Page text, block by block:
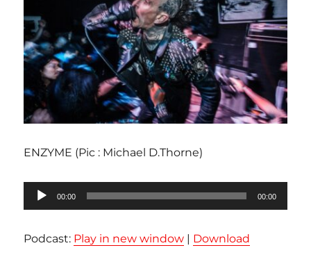
ENZYME (Pic : Michael D.Thorne)
Lecteur
audio
00:00 00:00
Podcast: Play in new window | Download